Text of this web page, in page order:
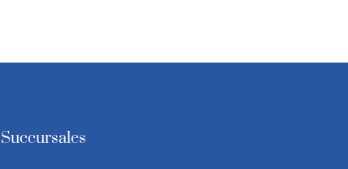
Succursales